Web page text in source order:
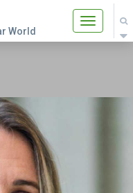
Toggle
World